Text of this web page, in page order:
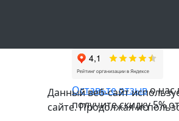
Оставьте отзыво нас
получите скидку 5%
Данный веб-сайт
сайте. Продолжая